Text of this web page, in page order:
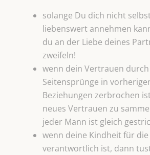
solange Du dich nicht
liebenswert annehmen
du an der Liebe deines
zweifeln!
wenn dein Vertrauen durch
Seitensprünge in
Beziehungen zerbrochen
neues Vertrauen zu
jeder Mann ist gleich
wenn deine Kindheit für
verantwortlich ist, dann